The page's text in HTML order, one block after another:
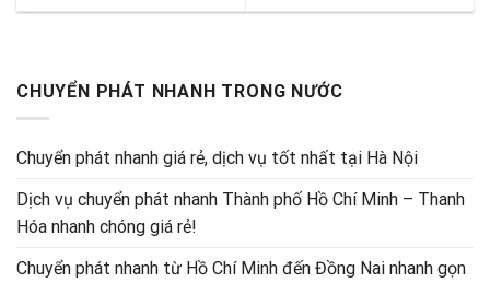
CHUYỂN PHÁT NHANH TRONG NƯỚC
Chuyển phát nhanh giá rẻ, dịch vụ tốt nhất tại Hà Nội
Dịch vụ chuyển phát nhanh Thành phố Hồ Chí Minh – Thanh
Hóa nhanh chóng giá rẻ!
Chuyển phát nhanh từ Hồ Chí Minh đến Đồng Nai nhanh gọn